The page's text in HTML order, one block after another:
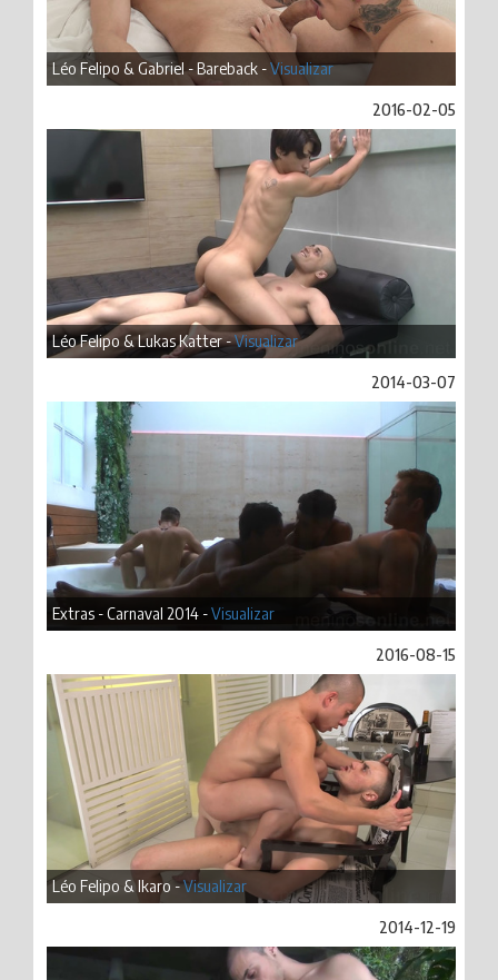
Léo Felipo & Gabriel - Bareback -Visualizar
2016-02-05
Léo Felipo & Lukas Katter -Visualizar
2014-03-07
Extras - Carnaval 2014 -Visualizar
2016-08-15
Léo Felipo & Ikaro -Visualizar
2014-12-19